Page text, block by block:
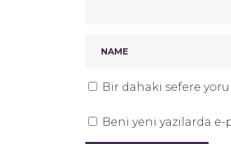
Bir dahaki sefere
Beni yeni yazılarda